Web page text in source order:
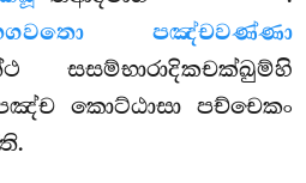
පඤ්චවණ්ණා
කොට්ඨාසා පච්චෙකං